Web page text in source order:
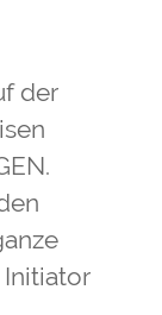
der
Initiator